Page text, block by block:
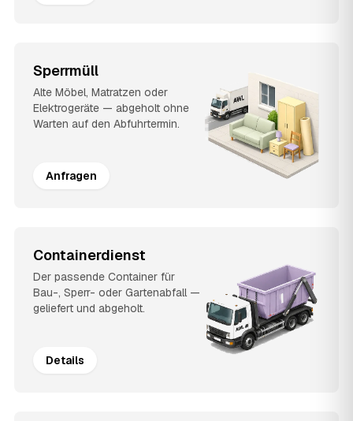
Sperrmüll
Alte Möbel, Matratzen oder
Elektrogeräte — abgeholt ohne
Warten auf den Abfuhrtermin.
Anfragen
Containerdienst
Der passende Container für
Bau-, Sperr- oder Gartenabfall —
geliefert und abgeholt.
Details